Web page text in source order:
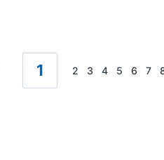
1 2 3 4 5 6 7